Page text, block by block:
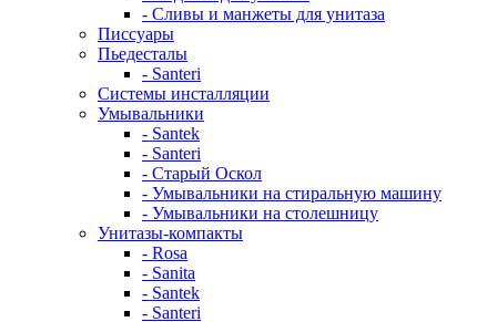
- Сливы и манжеты для унитаза
Писсуары
Пьедесталы
- Santeri
Системы инсталляции
Умывальники
- Santek
- Santeri
- Старый Оскол
- Умывальники на стиральную машину
- Умывальники на столешницу
Унитазы-компакты
- Rosa
- Sanita
- Santek
- Santeri